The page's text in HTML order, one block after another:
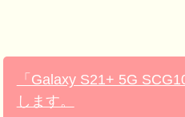
「Galaxy S21+ 5G
します。